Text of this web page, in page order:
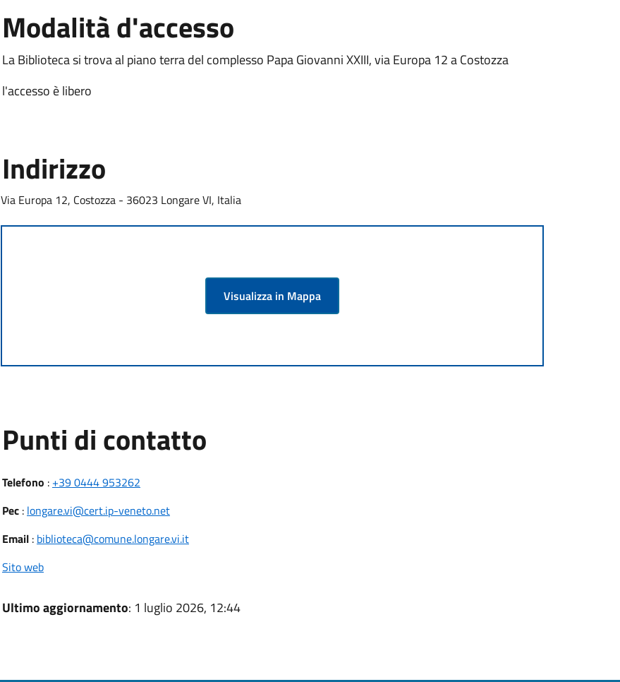
Modalità d'accesso
La Biblioteca si trova al piano terra del complesso Papa Giovanni XXIII, via Europa 12 a Costozza
l'accesso è libero
Indirizzo
Via Europa 12, Costozza - 36023 Longare VI, Italia
Visualizza in Mappa
Punti di contatto
Telefono : +39 0444 953262
Pec: longare.vi@cert.ip-veneto.net
Email: biblioteca@comune.longare.vi.it
Sito web
Ultimo aggiornamento: 1 luglio 2026, 12:44